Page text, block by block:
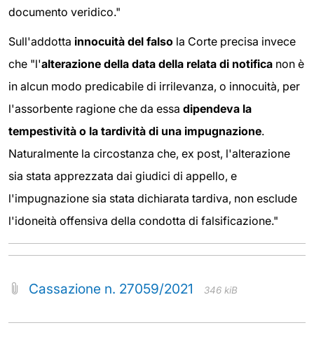
documento veridico."
Sull'addotta innocuità del falso la Corte precisa invece
che "l'alterazione della data della relata di notifica non è
in alcun modo predicabile di irrilevanza, o innocuità, per
l'assorbente ragione che da essa dipendeva la
tempestività o la tardività di una impugnazione.
Naturalmente la circostanza che, ex post, l'alterazione
sia stata apprezzata dai giudici di appello, e
l'impugnazione sia stata dichiarata tardiva, non esclude
l'idoneità offensiva della condotta di falsificazione."
Cassazione n. 27059/2021 346 kiB